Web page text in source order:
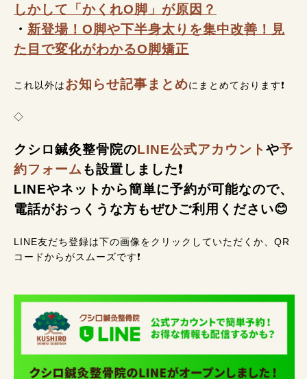
しかして「かくれO脚」が原因？
・ 新登場！O脚や下半身太りを集中改善！見
た目で変化がわかるO脚矯正
これ以外はお知らせ記事まとめにまとめております❗
◇
クシロ鍼灸整骨院のLINE公式アカウントや予
約フォーム も設置しました❗
LINEやネットから簡単に予約が可能なので、
電話がおっくうな方もぜひご利用ください😊
LINE友だち登録は下の画像をクリックしていただくか、QR
コードからがスムーズです❗